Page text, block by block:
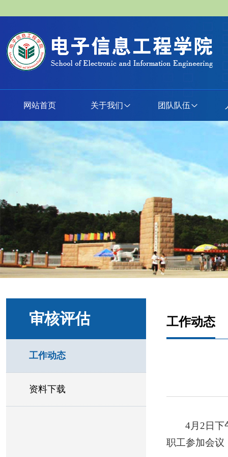
网站首页 关于我们 团队队伍
审核评估
工作动态
资料下载
工作动态
4月2日下
职工参加会议